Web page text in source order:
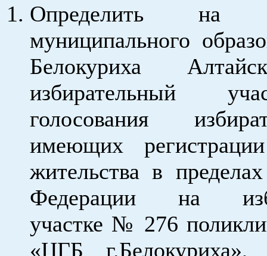
Определить на
муниципального
Белокуриха
избирательный
голосования
имеющих
жительства в
Федерации на
участке № 276
«ЦГБ